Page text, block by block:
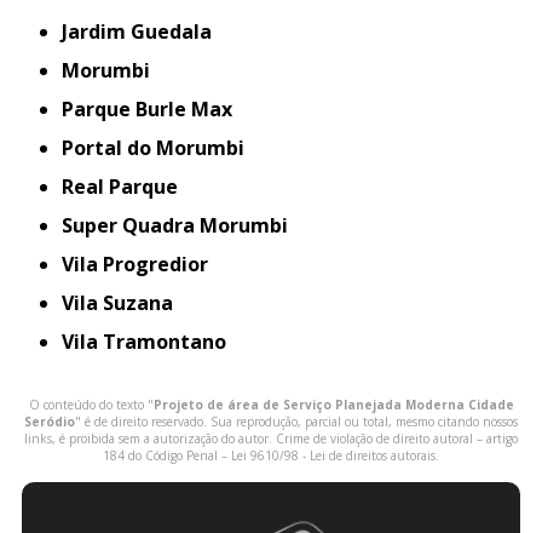
Jardim Guedala
Morumbi
Parque Burle Max
Portal do Morumbi
Real Parque
Super Quadra Morumbi
Vila Progredior
Vila Suzana
Vila Tramontano
O conteúdo do texto "Projeto de área de Serviço Planejada Moderna Cidade
Seródio" é de direito reservado. Sua reprodução, parcial ou total, mesmo citando nossos
links, é proibida sem a autorização do autor. Crime de violação de direito autoral – artigo
184 do Código Penal – Lei 9610/98 - Lei de direitos autorais.